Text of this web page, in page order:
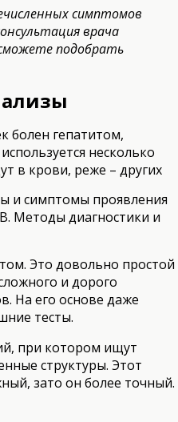
симптомов
врача
подобрать
болен гепатитом,
несколько
в крови, реже – других
Это довольно простой
и дорого
На его основе даже
тесты.
при котором ищут
структуры. Этот
зато он более точный.